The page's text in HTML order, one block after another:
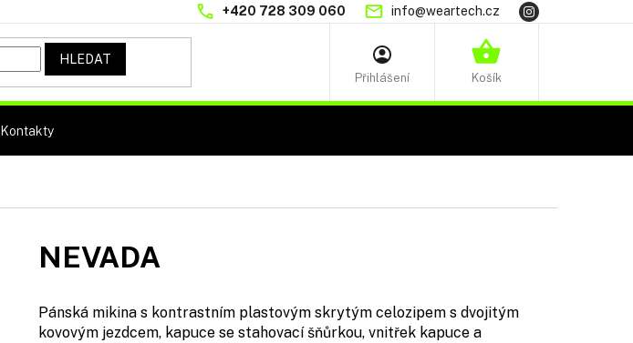
+420 728 309 060 info@weartech.cz
HLEDAT
NÁKUPNÍ
Kontakty
Pánská mikina s kontrastním plastovým skrytým celozipem s dvojitým
kovovým jezdcem, kapuce se stahovací šňůrkou, vnitřek kapuce a
NEVADA